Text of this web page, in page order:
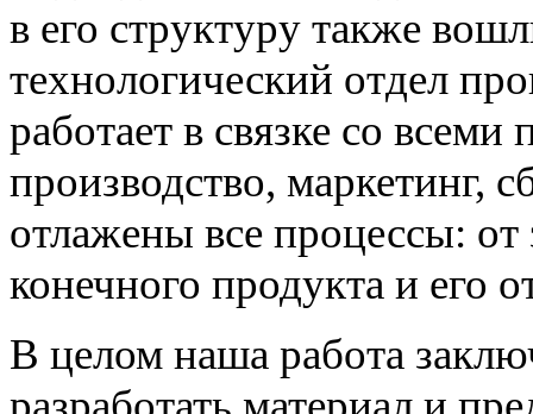
в его структуру также
технологический отдел
работает в связке со
производство, маркетинг,
отлажены все процессы:
конечного продукта и его
В целом наша работа